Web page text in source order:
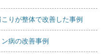
りが整体で改善した事例
病の改善事例